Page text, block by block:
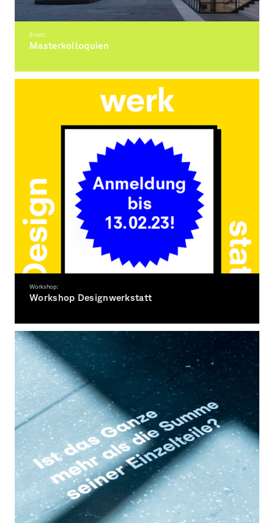
Event:
Masterkolloquien
Workshop:
Workshop Designwerkstatt